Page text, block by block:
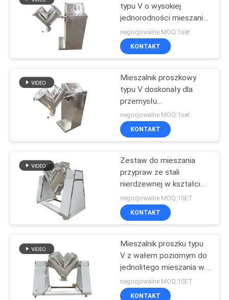
KONTROLA
JAKOŚCI
SKONTAKTUJ
SIĘ
POPROSIĆ
O
WYCENĘ
STRONY
POLITYKA
PRYWATNOŚCI
Przesiewacz
Tumbler
rozładunek worków
luzem
Systemy
przenośników
próżniowych
131
łatwym czyszczeniem
typu V o wysokiej
jednorodności mieszania
i bez martwych stref dla
przemysłu
farmaceutycznego i
negocjowalne MOQ:1set
KONTAKT
Mieszalnik proszkowy
typu V doskonały dla
przemysłu
farmaceutycznego
spożywczego i
chemicznego z
negocjowalne MOQ:1set
KONTAKT
Zestaw do mieszania
przypraw ze stali
nierdzewnej w kształcie
litery V, urządzenia do
mieszania na dużą skalę
dla przemysłu
chemicznego
negocjowalne MOQ:1SET
KONTAKT
Mieszalnik proszku typu
V z wałem poziomym do
jednolitego mieszania w
medycynie, żywności i
inżynierii chemicznej
negocjowalne MOQ:1SET
KONTAKT